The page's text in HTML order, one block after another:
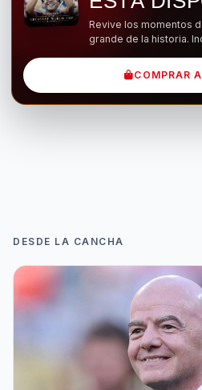
Revive los momentos
grande de la historia.
COMPRAR
DESDE LA CANCHA